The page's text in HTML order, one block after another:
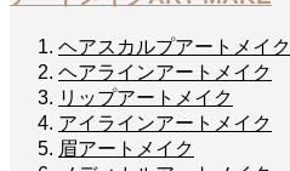
ヘアスカルプアートメイク
ヘアラインアートメイク
リップアートメイク
アイラインアートメイク
眉アートメイク